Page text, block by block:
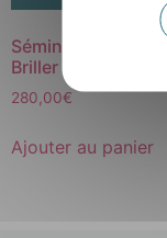
Séminaire Se
Briller (Niveau 2) –
280,00€
Ajouter au panier